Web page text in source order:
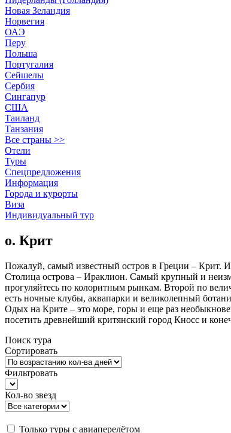
Новая Зеландия
Норвегия
ОАЭ
Перу
Польша
Португалия
Сейшелы
Сербия
Сингапур
США
Таиланд
Танзания
Все страны >>
Отели
Туры
Спецпредложения
Информация
Города и курорты
Виза
Индивидуальный тур
о. Крит
Пожалуй, самый известный остров в Греции – Крит.
Столица острова – Ираклион. Самый крупный и
прогуляйтесь по колоритным рынкам. Второй по
есть ночные клубы, аквапарки и великолепный
Одых на Крите – это море, горы и еще раз
посетить древнейший критянский город Кносс и
Поиск тура
Сортировать
Фильтровать
Кол-во звезд
Только туры с авиаперелётом